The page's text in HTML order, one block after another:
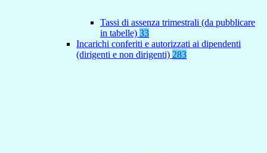
Tassi di assenza trimestrali (da pubblicare
in tabelle) 33
Incarichi conferiti e autorizzati ai dipendenti
(dirigenti e non dirigenti) 283